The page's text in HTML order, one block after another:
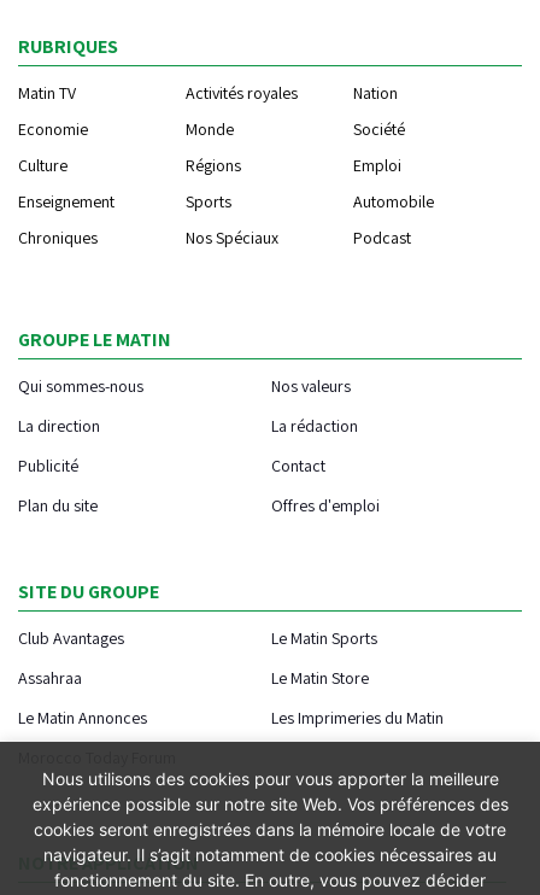
RUBRIQUES
Matin TV Activités royales
Nation
Economie
Monde
Société
Culture
Régions
Emploi
Enseignement
Sports
Automobile
Chroniques
Nos Spéciaux Podcast
GROUPE LE MATIN
Qui sommes-nous
Nos valeurs
La direction
La rédaction
Publicité
Contact
Plan du site
Offres d'emploi
SITE DU GROUPE
Club Avantages
Le Matin Sports
Assahraa
Le Matin Store
Le Matin Annonces
Les Imprimeries du Matin
NOTRE APPLICATION
Nous utilisons des cookies pour vous apporter la meilleure
expérience possible sur notre site Web. Vos préférences des
cookies seront enregistrées dans la mémoire locale de votre
navigateur. Il s’agit notamment de cookies nécessaires au
fonctionnement du site. En outre, vous pouvez décider